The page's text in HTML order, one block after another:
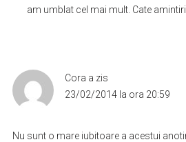
am umblat cel mai mult. Cate
Cora a zis
23/02/2014 la ora 20:59
Nu sunt o mare iubitoare a acestui